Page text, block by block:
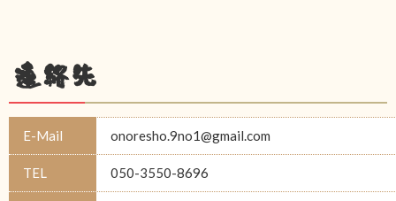
連絡先
E-Mail onoresho.9no1@gmail.com
TEL 050-3550-8696